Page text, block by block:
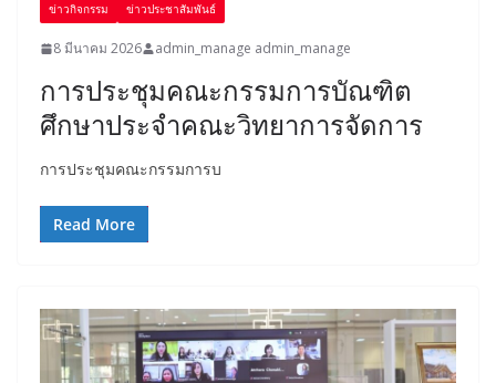
ข่าวกิจกรรม ข่าวประชาสัมพันธ์
8 มีนาคม 2026 admin_manage admin_manage
การประชุมคณะกรรมการบัณฑิต
ศึกษาประจำคณะวิทยาการจัดการ
การประชุมคณะกรรมการบ
Read More